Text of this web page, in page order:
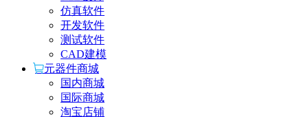
仿真软件
开发软件
测试软件
CAD建模
元器件商城
国内商城
国际商城
淘宝店铺